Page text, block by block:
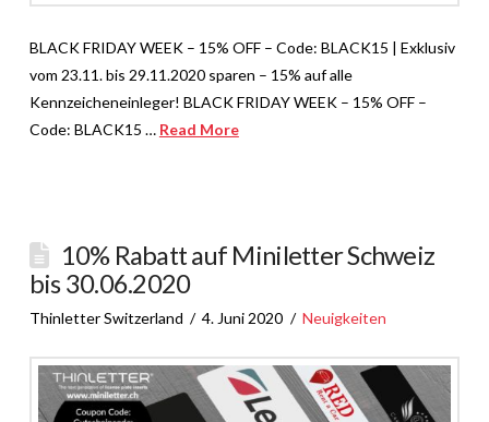
BLACK FRIDAY WEEK – 15% OFF – Code: BLACK15 | Exklusiv
vom 23.11. bis 29.11.2020 sparen – 15% auf alle
Kennzeicheneinleger! BLACK FRIDAY WEEK – 15% OFF –
Code: BLACK15 … Read More
10% Rabatt auf Miniletter Schweiz
bis 30.06.2020
Thinletter Switzerland 4. Juni 2020 Neuigkeiten